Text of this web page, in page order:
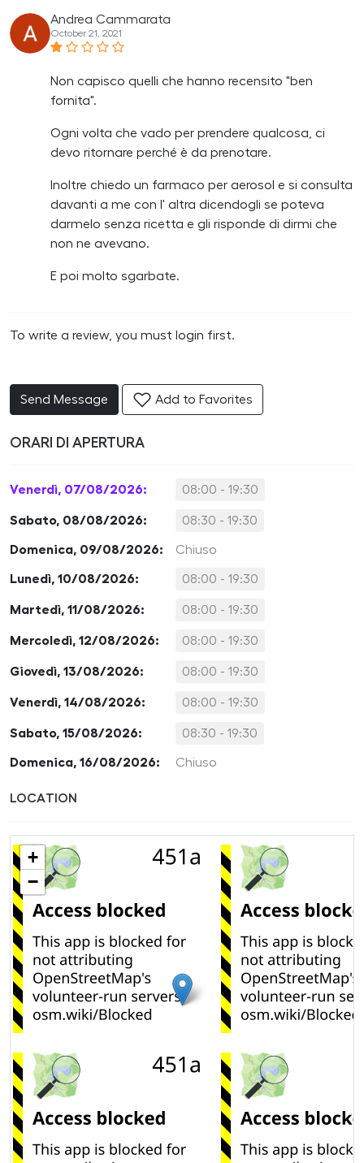
Andrea Cammarata
October 21, 2021
Non capisco quelli che hanno recensito "ben
fornita".
Ogni volta che vado per prendere qualcosa, ci
devo ritornare perché è da prenotare.
Inoltre chiedo un farmaco per aerosol e si consulta
davanti a me con l' altra dicendogli se poteva
darmelo senza ricetta e gli risponde di dirmi che
non ne avevano.
E poi molto sgarbate.
To write a review, you must login first.
Send Message Add to Favorites
ORARI DI APERTURA
Venerdì, 07/08/2026: 08:00 - 19:30
Sabato, 08/08/2026: 08:30 - 19:30
Domenica, 09/08/2026: Chiuso
Lunedì, 10/08/2026: 08:00 - 19:30
Martedì, 11/08/2026: 08:00 - 19:30
Mercoledì, 12/08/2026: 08:00 - 19:30
Giovedì, 13/08/2026: 08:00 - 19:30
Venerdì, 14/08/2026: 08:00 - 19:30
Sabato, 15/08/2026: 08:30 - 19:30
Domenica, 16/08/2026: Chiuso
LOCATION
+
−